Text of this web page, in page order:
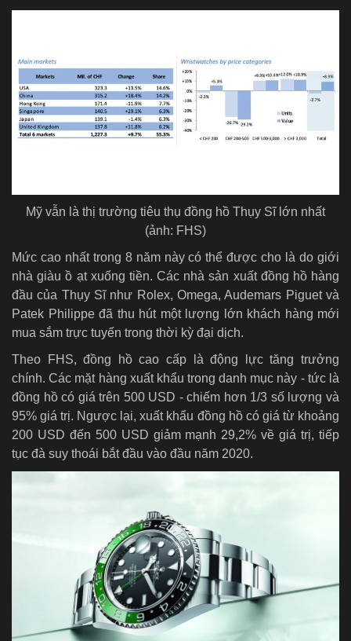
Mỹ vẫn là thị trường tiêu thụ đồng hồ Thụy Sĩ lớn nhất
(ảnh: FHS)
Mức cao nhất trong 8 năm này có thể được cho là do giới
nhà giàu ồ ạt xuống tiền. Các nhà sản xuất đồng hồ hàng
đầu của Thụy Sĩ như Rolex, Omega, Audemars Piguet và
Patek Philippe đã thu hút một lượng lớn khách hàng mới
mua sắm trực tuyến trong thời kỳ đại dịch.
Theo FHS, đồng hồ cao cấp là động lực tăng trưởng
chính. Các mặt hàng xuất khẩu trong danh mục này - tức là
đồng hồ có giá trên 500 USD - chiếm hơn 1/3 số lượng và
95% giá trị. Ngược lại, xuất khẩu đồng hồ có giá từ khoảng
200 USD đến 500 USD giảm mạnh 29,2% về giá trị, tiếp
tục đà suy thoái bắt đầu vào đầu năm 2020.